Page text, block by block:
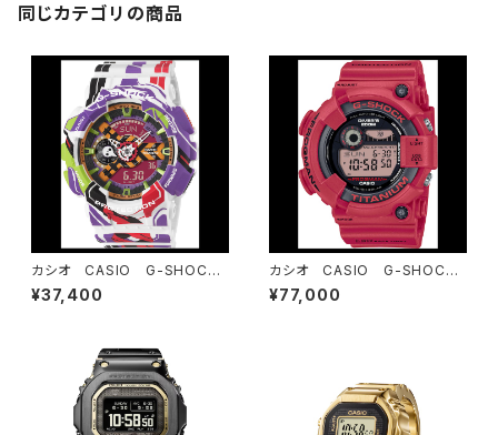
同じカテゴリの商品
カシオ CASIO G-SHOCK
ジーショック エヴァンゲリオ
ンコラボレーションモデル GA
¥37,400
カシオ CASIO G-SHOCK
ジーショック GW-8230NT
-4JR FROGMAN30周年記
¥77,000